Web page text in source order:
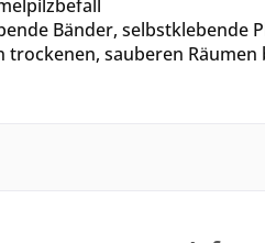
Bänder, selbstklebende
trockenen, sauberen